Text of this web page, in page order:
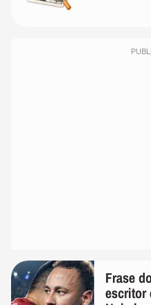
Frase
escritor